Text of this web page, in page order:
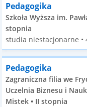
Pedagogika
Szkoła Wyższa im.
stopnia
studia niestacjonarne •
Pedagogika
Zagraniczna filia we
Uczelnia Biznesu i
Mistek • II stopnia